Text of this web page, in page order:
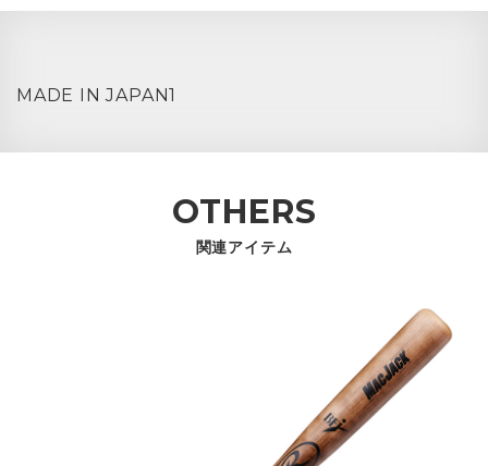
MADE IN JAPAN1
OTHERS
関連アイテム